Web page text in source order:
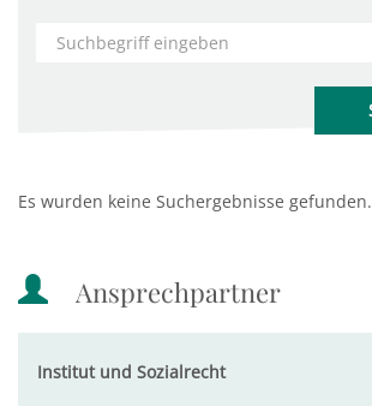
Es wurden keine Suchergebnisse gefunden.
Ansprechpartner
Institut und Sozialrecht